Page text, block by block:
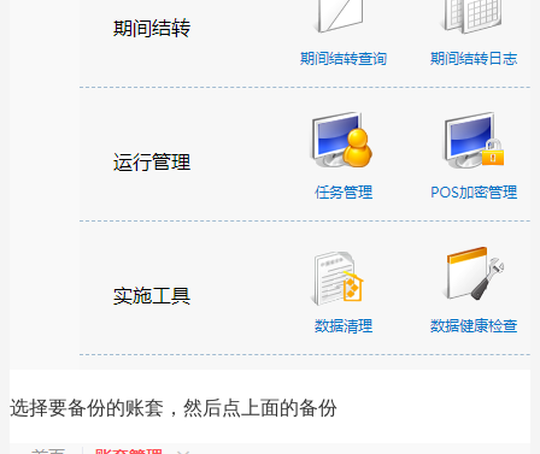
选择要备份的账套，然后点上面的备份